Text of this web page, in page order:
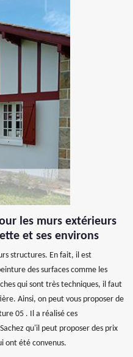
les murs extérieurs
et ses environs
structures. En fait, il est
des surfaces comme les
qui sont très techniques, il faut
Ainsi, on peut vous proposer de
05 . Il a réalisé ces
qu'il peut proposer des prix
ont été convenus.